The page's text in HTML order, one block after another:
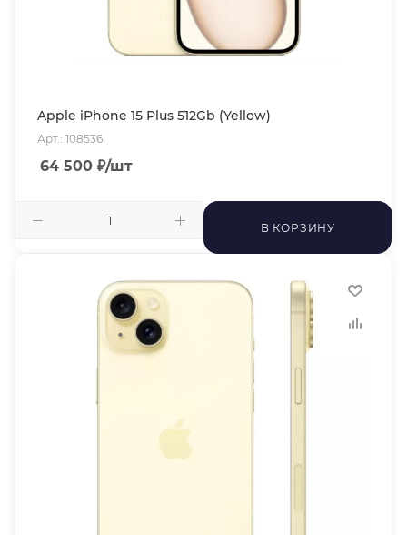
Apple iPhone 15 Plus 512Gb (Yellow)
Арт.: 108536
64 500 ₽/шт
В КОРЗИНУ